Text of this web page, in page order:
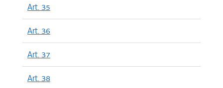
Art. 35
Art. 36
Art. 37
Art. 38